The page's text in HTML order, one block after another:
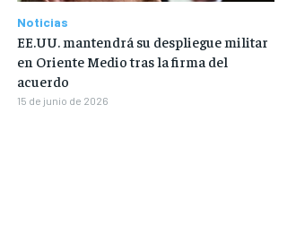
Noticias
EE.UU. mantendrá su despliegue militar
en Oriente Medio tras la firma del
acuerdo
15 de junio de 2026